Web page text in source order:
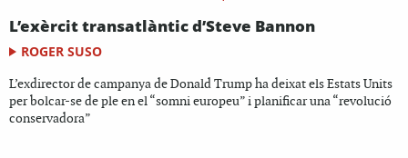
L’exèrcit transatlàntic d’Steve Bannon
ROGER SUSO
L’exdirector de campanya de Donald Trump ha deixat els Estats Units
per bolcar-se de ple en el “somni europeu” i planificar una “revolució
conservadora”